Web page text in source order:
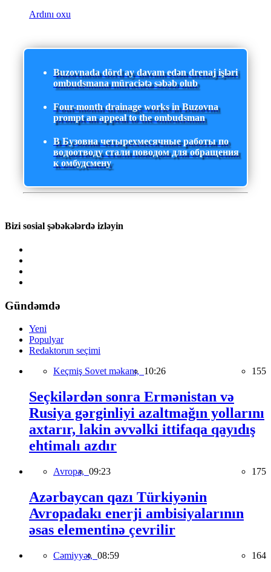
Ardını oxu
Buzovnada dörd ay davam edən drenaj işləri
ombudsmana müraciətə səbəb olub
Four-month drainage works in Buzovna
prompt an appeal to the ombudsman
В Бузовна четырехмесячные работы по
водоотводу стали поводом для обращения
к омбудсмену
Bizi sosial şəbəkələrdə izləyin
Gündəmdə
Yeni
Populyar
Redaktorun seçimi
Keçmiş Sovet məkanı, 10:26 155
Seçkilərdən sonra Ermənistan və
Rusiya gərginliyi azaltmağın yollarını
axtarır, lakin əvvəlki ittifaqa qayıdış
ehtimalı azdır
Avropa, 09:23 175
Azərbaycan qazı Türkiyənin
Avropadakı enerji ambisiyalarının
əsas elementinə çevrilir
Cəmiyyət, 08:59 164